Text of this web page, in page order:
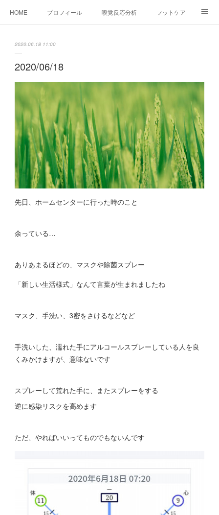
HOME プロフィール 嗅覚反応分析 フットケア
2020.06.18 11:00
2020/06/18
先日、ホームセンターに行った時のこと
余っている…
ありあまるほどの、マスクや除菌スプレー
「新しい生活様式」なんて言葉が生まれましたね
マスク、手洗い、3密をさけるなどなど
手洗いした、濡れた手にアルコールスプレーしている人を良
くみかけますが、意味ないです
スプレーして荒れた手に、またスプレーをする
逆に感染リスクを高めます
ただ、やればいいってものでもないんです